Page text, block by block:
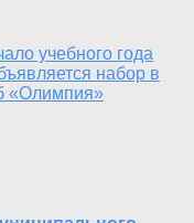
учебного года
набор в
«Олимпия»